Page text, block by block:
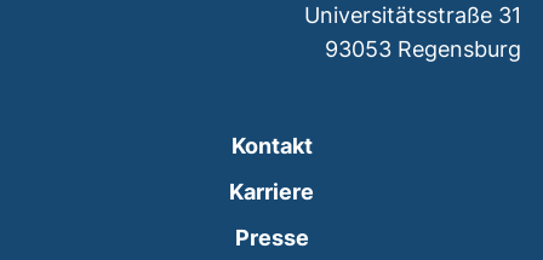
Kontakt
Karriere
Presse
Universitätsstraße 31
93053 Regensburg